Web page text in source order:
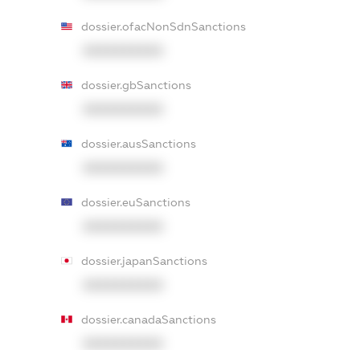
dossier.ofacNonSdnSanctions
dossier.gbSanctions
dossier.ausSanctions
dossier.euSanctions
dossier.japanSanctions
dossier.canadaSanctions